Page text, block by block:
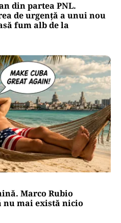
din partea PNL.
de urgență a unui nou
fum alb de la
Marco Rubio
nu mai există nicio